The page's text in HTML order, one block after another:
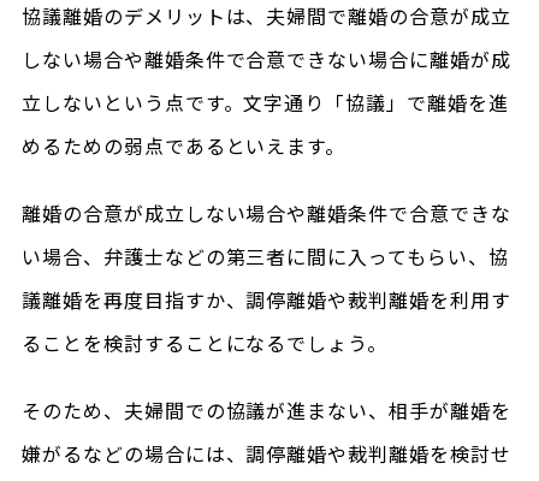
協議離婚のデメリットは、夫婦間で離婚の合意が成立
しない場合や離婚条件で合意できない場合に離婚が成
立しないという点です。文字通り「協議」で離婚を進
めるための弱点であるといえます。
離婚の合意が成立しない場合や離婚条件で合意できな
い場合、弁護士などの第三者に間に入ってもらい、協
議離婚を再度目指すか、調停離婚や裁判離婚を利用す
ることを検討することになるでしょう。
そのため、夫婦間での協議が進まない、相手が離婚を
嫌がるなどの場合には、調停離婚や裁判離婚を検討せ